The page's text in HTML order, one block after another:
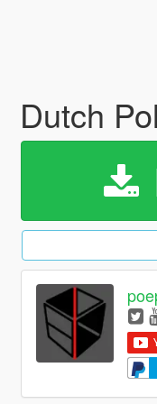
Dutch